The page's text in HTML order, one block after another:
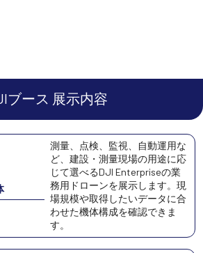
ブース 展示内容
測量、点検、監視、自動運用な
ど、建設・測量現場の用途に応
じて選べるDJI Enterpriseの業
務用ドローンを展示します。現
場規模や取得したいデータに合
わせた機体構成を確認できま
す。